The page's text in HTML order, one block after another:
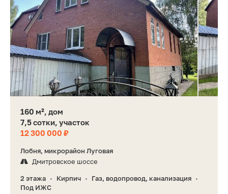
160 м², дом
7,5 сотки, участок
12 300 000 ₽
Лобня, микрорайон Луговая
Дмитровское шоссе
2 этажа • Кирпич • Газ, водопровод, канализация •
Под ИЖС